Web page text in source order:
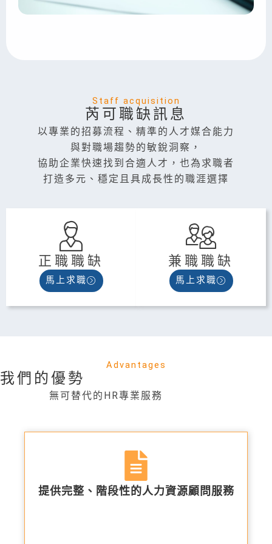
Staff acquisition
芮可職缺訊息
以專業的招募流程、精準的人才媒合能力
與對職場趨勢的敏銳洞察，
協助企業快速找到合適人才，也為求職者
打造多元、穩定且具成長性的職涯選擇
正職職缺
馬上求職
兼職職缺
馬上求職
Advantages
我們的優勢
無可替代的HR專業服務
提供完整、階段性的人力資源顧問服務